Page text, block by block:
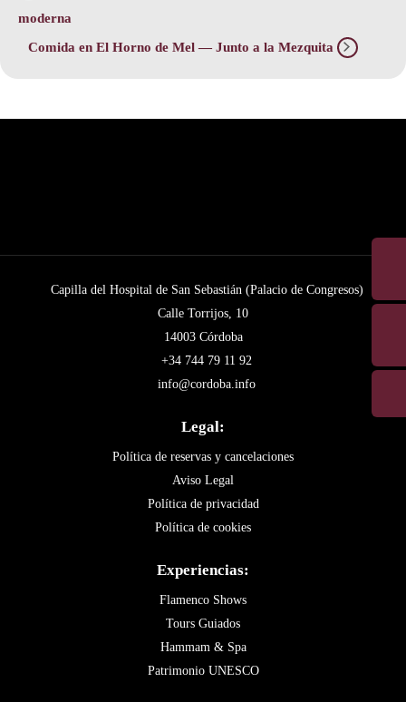
moderna
Comida en El Horno de Mel — Junto a la Mezquita
Capilla del Hospital de San Sebastián (Palacio de Congresos)
Calle Torrijos, 10
14003 Córdoba
+34 744 79 11 92
info@cordoba.info
Legal:
Política de reservas y cancelaciones
Aviso Legal
Política de privacidad
Política de cookies
Experiencias:
Flamenco Shows
Tours Guiados
Hammam & Spa
Patrimonio UNESCO